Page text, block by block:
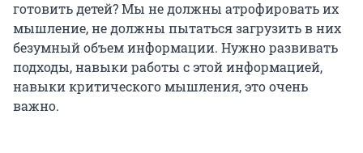
готовить детей? Мы не должны атрофировать их
мышление, не должны пытаться загрузить в них
безумный объем информации. Нужно развивать
подходы, навыки работы с этой информацией,
навыки критического мышления, это очень
важно.